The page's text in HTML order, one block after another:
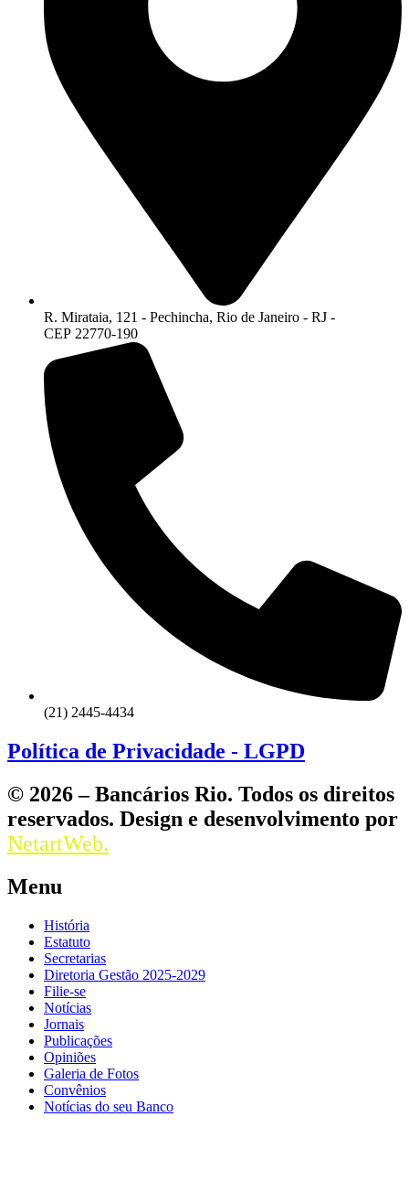
R. Mirataia, 121 - Pechincha, Rio de Janeiro - RJ -
CEP 22770-190
(21) 2445-4434
Política de Privacidade - LGPD
© 2026 – Bancários Rio. Todos os direitos
reservados. Design e desenvolvimento por
NetartWeb.
Menu
História
Estatuto
Secretarias
Diretoria Gestão 2025-2029
Filie-se
Notícias
Jornais
Publicações
Opiniões
Galeria de Fotos
Convênios
Notícias do seu Banco